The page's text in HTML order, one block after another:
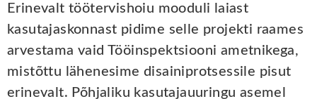
Erinevalt töötervishoiu mooduli laiast
kasutajaskonnast pidime selle projekti raames
arvestama vaid Tööinspektsiooni ametnikega,
mistõttu lähenesime disainiprotsessile pisut
erinevalt. Põhjaliku kasutajauuringu asemel